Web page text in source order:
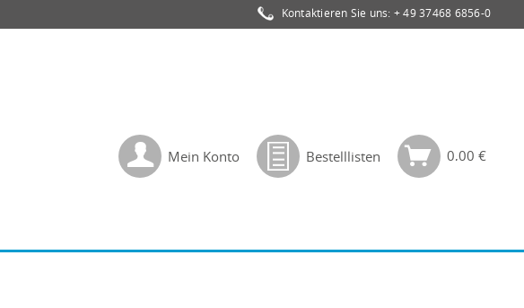
Kontaktieren Sie uns: + 49 37468 6856-0
Mein Konto Bestelllisten 0,00 €